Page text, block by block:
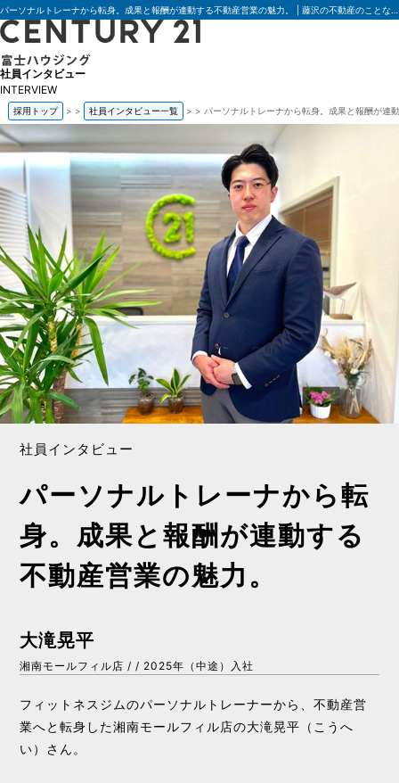
パーソナルトレーナから転身。成果と報酬が連動する不動産営業の魅力。 | 藤沢の不動産のことならセンチュリー21富士ハウジング
トップページ
私たちについて
仕事を知る
教育制度
社内活動
キャリアパス
ENTRY
社員インタビュー
INTERVIEW
採用トップ > 社員インタビュー一覧 > パーソナルトレーナから転身。成果と報酬が連
社員インタビュー
パーソナルトレーナから転
身。成果と報酬が連動する
不動産営業の魅力。
大滝晃平
湘南モールフィル店 / / 2025年（中途）入社
フィットネスジムのパーソナルトレーナーから、不動産営
業へと転身した湘南モールフィル店の大滝晃平（こうへ
い）さん。